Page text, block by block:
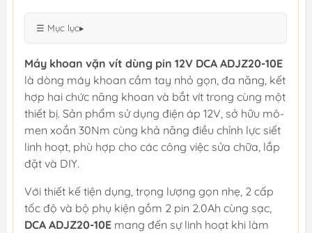
☰ Mục lục▸
Máy khoan vặn vít dùng pin 12V DCA ADJZ20-10E
là dòng máy khoan cầm tay nhỏ gọn, đa năng, kết
hợp hai chức năng khoan và bắt vít trong cùng một
thiết bị. Sản phẩm sử dụng điện áp 12V, sở hữu mô-
men xoắn 30Nm cùng khả năng điều chỉnh lực siết
linh hoạt, phù hợp cho các công việc sửa chữa, lắp
đặt và DIY.
Với thiết kế tiện dụng, trọng lượng gọn nhẹ, 2 cấp
tốc độ và bộ phụ kiện gồm 2 pin 2.0Ah cùng sạc,
DCA ADJZ20-10E mang đến sự linh hoạt khi làm